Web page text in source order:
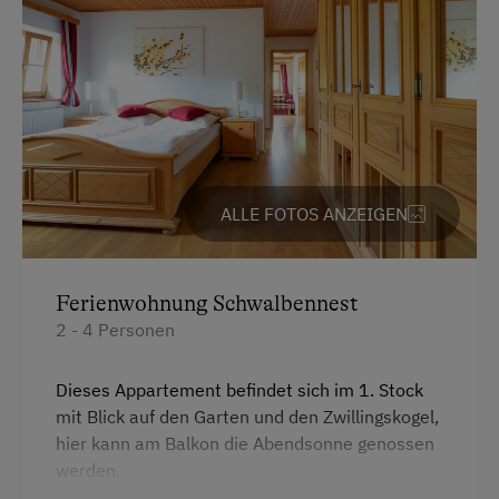
Skilehrer
Tanzabend
Tennisplatz
Wandern
Pool
Sauna
Zusätzliche Ausstattungsmerkmale
Aktivurlaub
Ausstattung
Backofen
Badewanne
Balkon/Terrasse
Dusche
Fernseher
Gitterbett
Heizung
Kinderbett
Toaster
ALLE FOTOS ANZEIGEN
Ferienwohnung Schwalbennest
2 - 4 Personen
Dieses Appartement befindet sich im 1. Stock
mit Blick auf den Garten und den Zwillingskogel,
hier kann am Balkon die Abendsonne genossen
werden.